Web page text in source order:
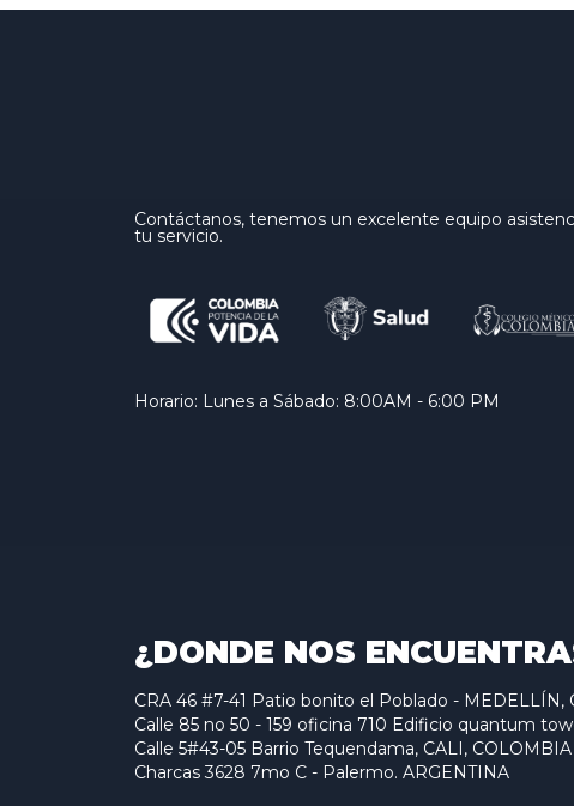
Contáctanos, tenemos un excelente equipo
tu servicio.
Horario: Lunes a Sábado: 8:00AM - 6:00 PM
¿DONDE NOS
CRA 46 #7-41 Patio bonito el Poblado - MEDELLÍN,
Calle 85 no 50 - 159 oficina 710 Edificio quantum
Calle 5#43-05 Barrio Tequendama, CALI, COLOMBIA
Charcas 3628 7mo C - Palermo. ARGENTINA